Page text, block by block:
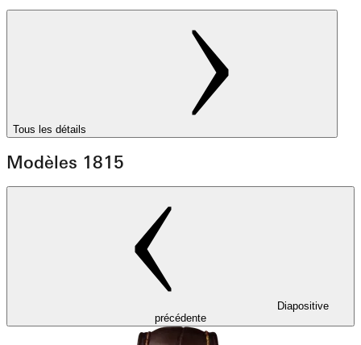
Tous les détails
Modèles 1815
Diapositive
précédente